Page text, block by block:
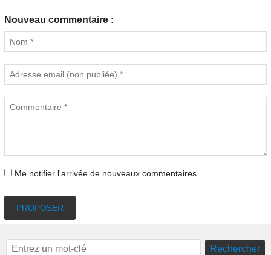
Nouveau commentaire :
Me notifier l'arrivée de nouveaux commentaires
PROPOSER
Rechercher